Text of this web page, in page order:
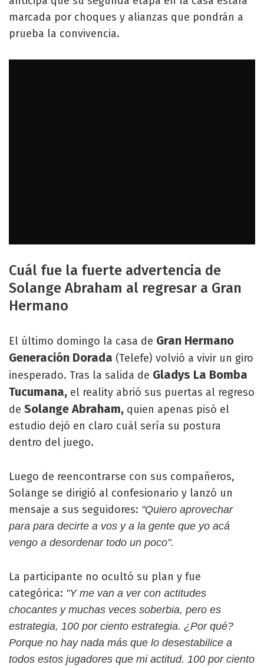
marcada por choques y alianzas que pondrán a
prueba la convivencia.
Cuál fue la fuerte advertencia de
Solange Abraham al regresar a Gran
Hermano
El último domingo la casa de Gran Hermano
Generación Dorada (Telefe) volvió a vivir un giro
inesperado. Tras la salida de Gladys La Bomba
Tucumana, el reality abrió sus puertas al regreso
de Solange Abraham, quien apenas pisó el
estudio dejó en claro cuál sería su postura
dentro del juego.
Luego de reencontrarse con sus compañeros,
Solange se dirigió al confesionario y lanzó un
mensaje a sus seguidores: "Quiero aprovechar
para para decirte a vos y a la gente que yo acá
vengo a desordenar todo un poco".
La participante no ocultó su plan y fue
categórica: "Y me van a ver con actitudes
chocantes y muchas veces soberbia, pero es
estrategia, 100 por ciento estrategia. ¿Por qué?
Porque no hay nada más que lo desestabilice a
todos estos jugadores que mi actitud. 100 por ciento